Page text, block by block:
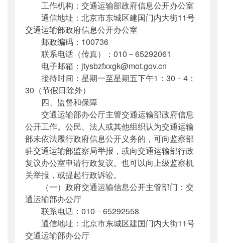
工作机构：交通运输部政府信息公开办公室
通信地址：北京市东城区建国门内大街11号
交通运输部政府信息公开办公室
邮政编码：100736
联系电话（传真）：010－65292061
电子邮箱：jtysbzfxxgk@mot.gov.cn
接待时间：星期一至星期五下午1：30－4：
30（节假日除外）
四、监督和保障
交通运输部办公厅主管交通运输部政府信息
公开工作。公民、法人或其他组织认为交通运输
部未依法履行政府信息公开义务的，可向监察部
驻交通运输部监察局举报，或向交通运输部行政
复议办公室申请行政复议。也可以向上级监察机
关举报，或提起行政诉讼。
（一）政府交通运输信息公开主管部门：交
通运输部办公厅
联系电话：010－65292558
通信地址：北京市东城区建国门内大街11号
交通运输部办公厅